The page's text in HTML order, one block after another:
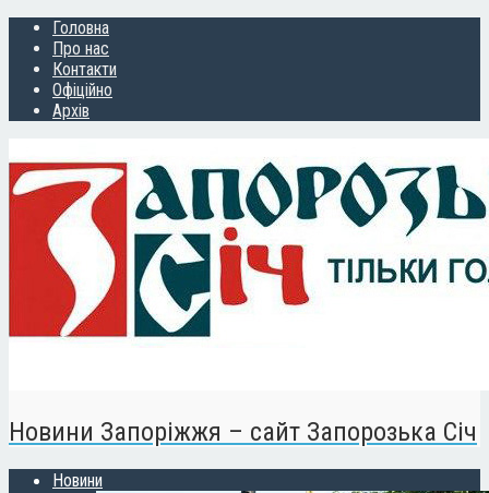
Головна
Про нас
Контакти
Офіційно
Архів
Новини Запоріжжя – сайт Запорозька Січ
Новини